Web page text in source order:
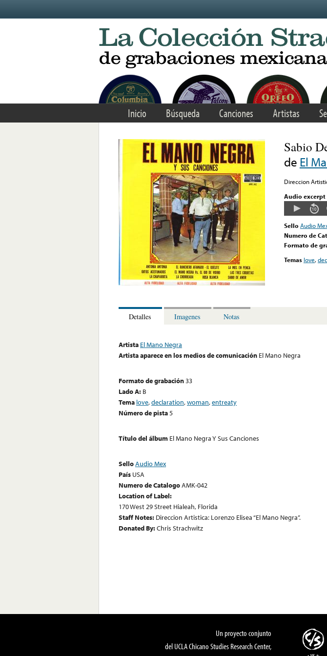
Inicio Búsqueda Canciones Artistas
Sabio
de El
Direccion
Audio excerpt
Sello Audio
Numero de
Formato de
Temas love,
Detalles Imagenes Notas
Artista El Mano Negra
Artista aparece en los medios de comunicación El Mano Negra
Formato de grabación33
Lado A: B
Tema love,declaration,woman,entreaty
Número de pista5
Título del álbum El Mano Negra Y Sus Canciones
SelloAudio Mex
País USA
Numero de CatalogoAMK-042
Location of Label:
170 West 29 Street Hialeah, Florida
Staff Notes: Direccion Artistica: Lorenzo Elisea “El Mano Negra”.
Donated By:Chris Strachwitz
Un proyecto conjunto
del UCLA Chicano Studies Research Center,